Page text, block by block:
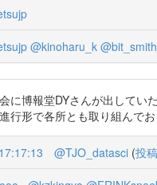
@kinoharu_k
に博報堂DYさんが出してい
行形で各所とも取り組んで
@TJO_datasci (投